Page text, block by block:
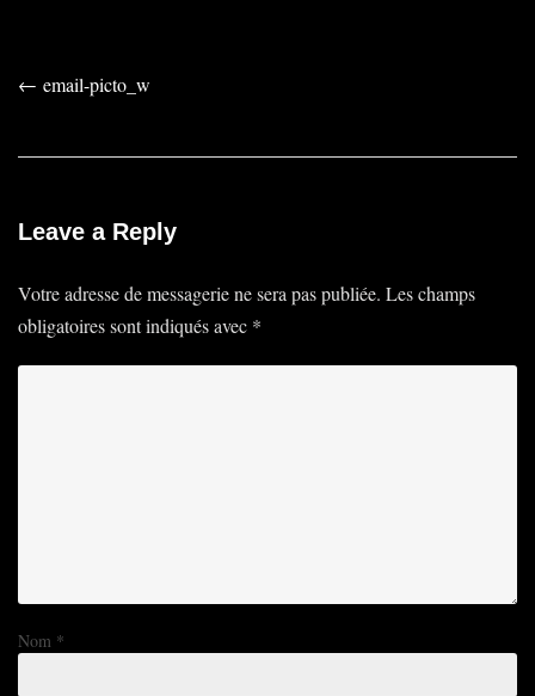
Post
← email-picto_w
Leave a Reply
Votre adresse de messagerie ne sera pas publiée. Les champs
obligatoires sont indiqués avec *
Nom *